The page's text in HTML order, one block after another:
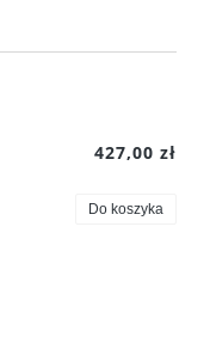
427,00 zł
Do koszyka